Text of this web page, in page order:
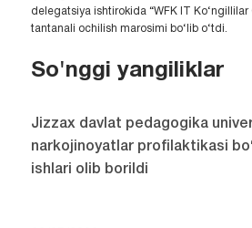
delegatsiya ishtirokida “WFK IT Ko‘ngillilar
tantanali ochilish marosimi bo‘lib o‘tdi.
So'nggi yangiliklar
Jizzax davlat pedagogika
narkojinoyatlar profilaktikasi
ishlari olib borildi